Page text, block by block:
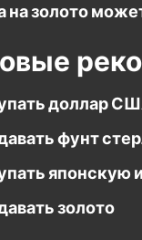
на золото
доллар
фунт
японскую
золото